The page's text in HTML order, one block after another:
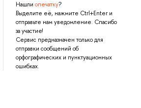
Нашли опечатку?
Выделите её, нажмите Ctrl+Enter и
отправьте нам уведомление. Спасибо
за участие!
Сервис предназначен только для
отправки сообщений об
орфографических и пунктуационных
ошибках.